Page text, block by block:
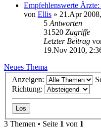
Empfehlenswerte Ärzte:
von Ellis » 21.Apr
5 Antworten
31520 Zugriffe
Letzter Beitrag
19.Nov 2010,
Neues Thema
Anzeigen:
Richtung:
3 Themen • Seite 1 von 1